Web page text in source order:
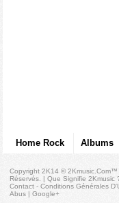
Home Rock Albums
Copyright 2K14 ©
Réservés . |Que Signifie 2Kmusic
Contact - Conditions Générales
Abus |Google+